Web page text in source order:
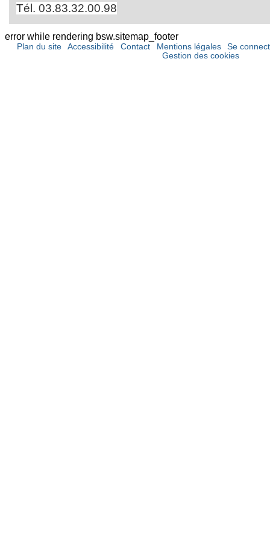
Tél. 03.83.32.00.98
error while rendering bsw.sitemap_footer
Plan du site Accessibilité Contact Mentions légales
Se
Gestion des cookies